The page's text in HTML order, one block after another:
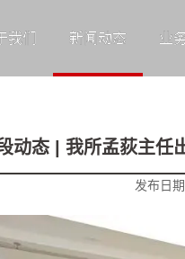
我们 新闻动态 业
动态 | 我所孟荻主任
发布日期